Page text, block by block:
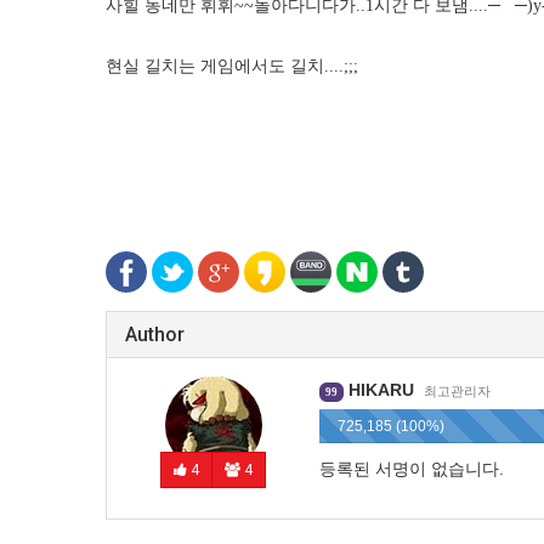
사힐 동네만 휘휘~~돌아다니다가..1시간 다 보냄....─
현실 길치는 게임에서도 길치....;;;
Author
4 4
99 HIKARU 최고관리자
725,185 (100%)
등록된 서명이 없습니다.